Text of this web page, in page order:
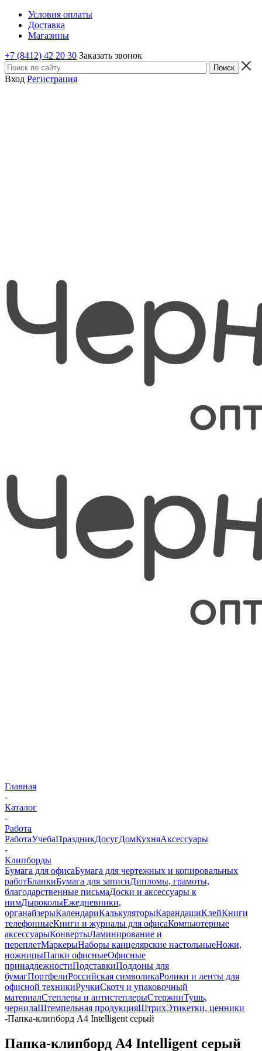
Условия оплаты
Доставка
Магазины
+7 (8412) 42 20 30 Заказать звонок
Вход Регистрация
Главная
-
Каталог
-
Работа
РаботаУчебаПраздникДосугДомКухняАксессуары
-
Клипборды
Бумага для офисаБумага для чертежных и копировальных
работБланкиБумага для записиДипломы, грамоты,
благодарственные письмаДоски и аксессуары к
нимДыроколыЕжедневники,
органайзерыКалендариКалькуляторыКарандашиКлейКниги
телефонныеКниги и журналы для офисаКомпьютерные
аксессуарыКонвертыЛаминирование и
переплетМаркерыНаборы канцелярские настольныеНожи,
ножницыПапки офисныеОфисные
принадлежностиПодставкиПоддоны для
бумагПортфелиРоссийская символикаРолики и ленты для
офисной техникиРучкиСкотч и упаковочный
материалСтеплеры и антистеплерыСтержниТушь,
чернилаШтемпельная продукцияШтрихЭтикетки, ценники
-Папка-клипборд А4 Intelligent серый
Папка-клипборд А4 Intelligent серый